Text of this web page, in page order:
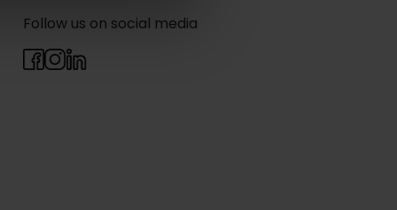
Follow us on social media